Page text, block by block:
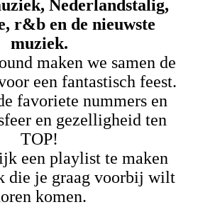
Nederlandstalig,
r&b en de nieuwste
muziek.
maken we samen de
een fantastisch feest.
favoriete nummers en
en gezelligheid ten
TOP!
een playlist te maken
die je graag voorbij wilt
komen.